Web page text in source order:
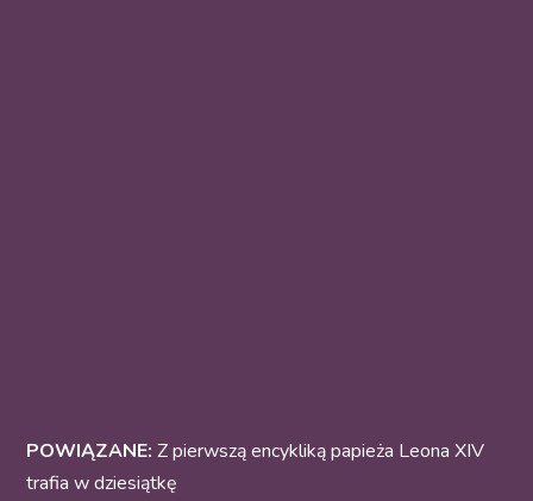
POWIĄZANE: Z pierwszą encykliką papieża Leona XIV
trafia w dziesiątkę